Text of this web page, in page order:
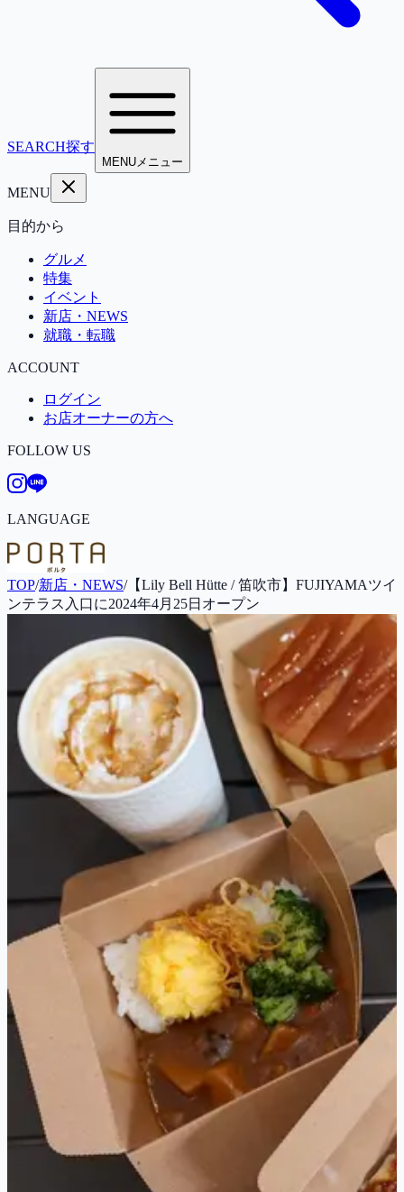
SEARCH探す
MENUメニュー
MENU
目的から
グルメ
特集
イベント
新店・NEWS
就職・転職
ACCOUNT
ログイン
お店オーナーの方へ
FOLLOW US
LANGUAGE
TOP/新店・NEWS/【Lily Bell Hütte / 笛吹市】FUJIYAMAツイ
ンテラス入口に2024年4月25日オープン